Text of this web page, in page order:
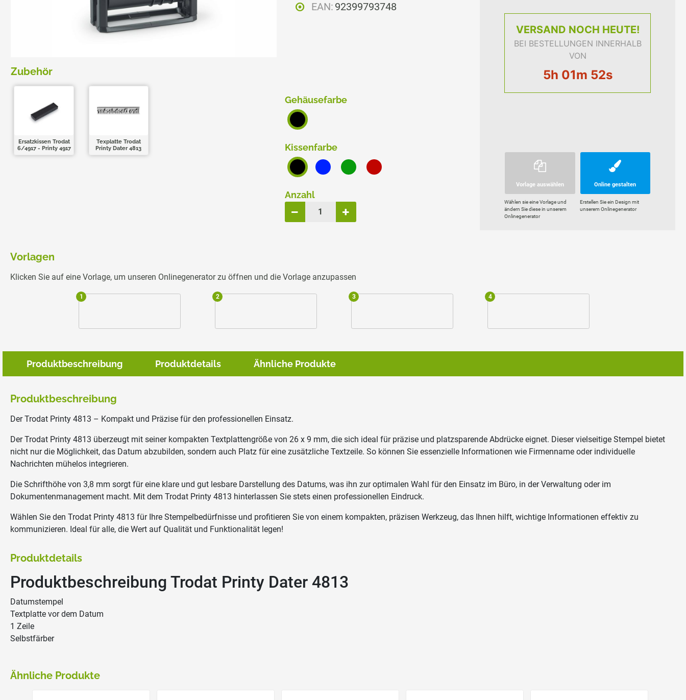
TRODAT MOBILE PRINTY
COLOP E-MARK ERSATZPLATTEN NACH GRÖSSE
Zubehör
Ersatzkissen Trodat
6/4917 - Printy 4917
Texplatte Trodat
Printy Dater 4813
EAN: 92399793748
VERSAND NOCH HEUTE!
BEI BESTELLUNGEN INNERHALB
VON
5h 01m 51s
Gehäusefarbe
Kissenfarbe
Anzahl
Vorlage auswählen
Wählen sie eine Vorlage und
ändern Sie diese in unserem
Onlinegenerator
Online gestalten
Erstellen Sie ein Design mit
unserem Onlinegenerator
Vorlagen
Klicken Sie auf eine Vorlage, um unseren Onlinegenerator zu öffnen und die Vorlage anzupassen
1 2 3 4
Produktbeschreibung Produktdetails Ähnliche Produkte
Produktbeschreibung
Der Trodat Printy 4813 – Kompakt und Präzise für den professionellen Einsatz.
Der Trodat Printy 4813 überzeugt mit seiner kompakten Textplattengröße von 26 x 9 mm, die sich ideal für präzise und platzsparende Abdrücke eignet. Dieser vielseitige Stempel bietet
nicht nur die Möglichkeit, das Datum abzubilden, sondern auch Platz für eine zusätzliche Textzeile. So können Sie essenzielle Informationen wie Firmenname oder individuelle
Nachrichten mühelos integrieren.
Die Schrifthöhe von 3,8 mm sorgt für eine klare und gut lesbare Darstellung des Datums, was ihn zur optimalen Wahl für den Einsatz im Büro, in der Verwaltung oder im
Dokumentenmanagement macht. Mit dem Trodat Printy 4813 hinterlassen Sie stets einen professionellen Eindruck.
Wählen Sie den Trodat Printy 4813 für Ihre Stempelbedürfnisse und profitieren Sie von einem kompakten, präzisen Werkzeug, das Ihnen hilft, wichtige Informationen effektiv zu
kommunizieren. Ideal für alle, die Wert auf Qualität und Funktionalität legen!
Produktdetails
Produktbeschreibung Trodat Printy Dater 4813
Datumstempel
Textplatte vor dem Datum
1 Zeile
Selbstfärber
Ähnliche Produkte